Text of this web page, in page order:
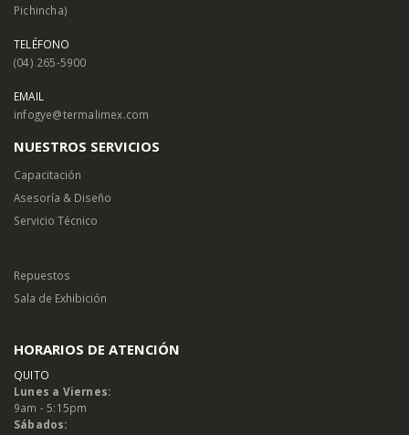
Pichincha)
TELÉFONO
(04) 265-5900
EMAIL
infogye@termalimex.com
NUESTROS SERVICIOS
Capacitación
Asesoría & Diseño
Servicio Técnico
Repuestos
Sala de Exhibición
HORARIOS DE ATENCIÓN
QUITO
Lunes a Viernes:
9am - 5:15pm
Sábados: